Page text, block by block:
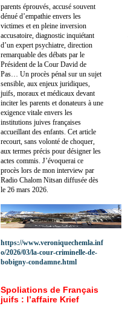
parents éprouvés, accusé souvent
dénué d’empathie envers les
victimes et en pleine inversion
accusatoire, diagnostic inquiétant
d’un expert psychiatre, direction
remarquable des débats par le
Président de la Cour David de
Pas… Un procès pénal sur un sujet
sensible, aux enjeux juridiques,
juifs, moraux et médicaux devant
inciter les parents et donateurs à une
exigence vitale envers les
institutions juives françaises
accueillant des enfants. Cet article
recourt, sans volonté de choquer,
aux termes précis pour désigner les
actes commis. J’évoquerai ce
procès lors de mon interview par
Radio Chalom Nitsan diffusée dès
le 26 mars 2026.
https://www.veroniquechemla.inf
o/2026/03/la-cour-criminelle-de-
bobigny-condamne.html
Spoliations de Français
juifs : l’affaire Krief